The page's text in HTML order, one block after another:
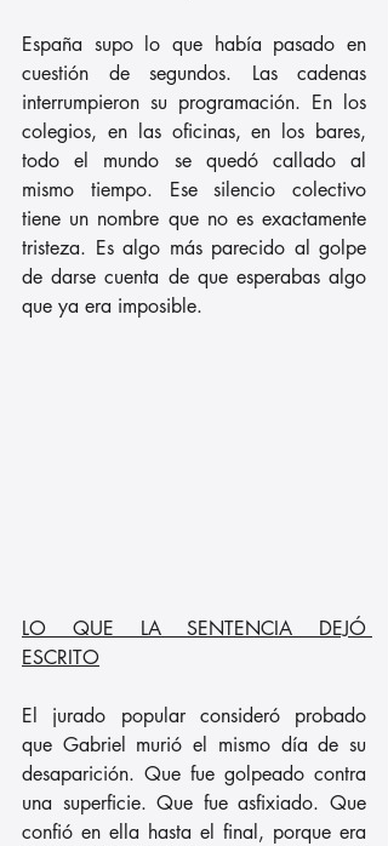
España supo lo que había pasado en
cuestión de segundos. Las cadenas
interrumpieron su programación. En los
colegios, en las oficinas, en los bares,
todo el mundo se quedó callado al
mismo tiempo. Ese silencio colectivo
tiene un nombre que no es exactamente
tristeza. Es algo más parecido al golpe
de darse cuenta de que esperabas algo
que ya era imposible.
LO QUE LA SENTENCIA DEJÓ
ESCRITO
El jurado popular consideró probado
que Gabriel murió el mismo día de su
desaparición. Que fue golpeado contra
una superficie. Que fue asfixiado. Que
confió en ella hasta el final, porque era